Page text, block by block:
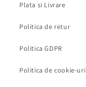
Plata si Livrare
Politica de retur
Politica GDPR
Politica de cookie-uri